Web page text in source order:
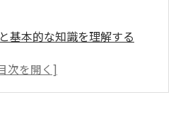
基本的な知識を理解する
場の現状を知る